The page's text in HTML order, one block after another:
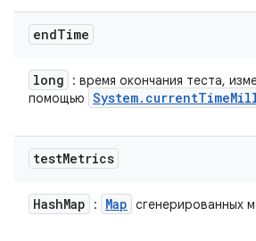
endTime
long
: время окончания теста,
помощью System. currentTime
testMetrics
HashMap : Map сгенерированных